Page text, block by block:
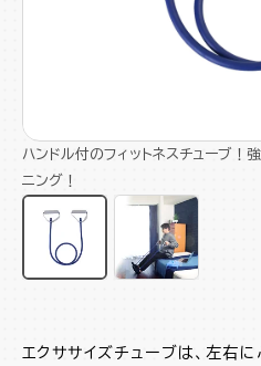
ハンドル付のフィットネスチューブ！
ニング！
エクササイズチューブは、左右